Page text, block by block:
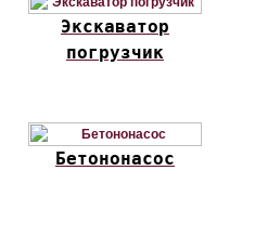
Экскаватор
погрузчик
Бетононасос